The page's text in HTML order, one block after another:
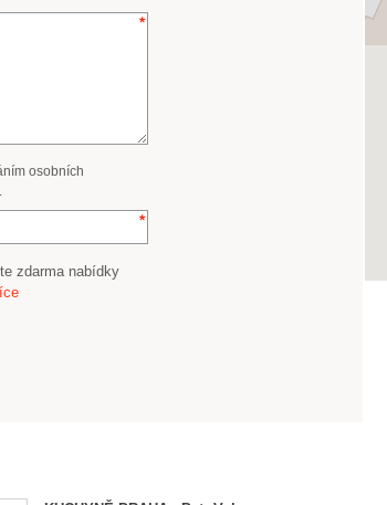
osobních
zdarma nabídky